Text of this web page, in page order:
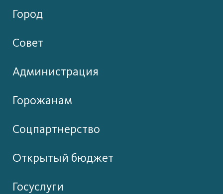
Город
Совет
Администрация
Горожанам
Соцпартнерство
Открытый бюджет
Госуслуги